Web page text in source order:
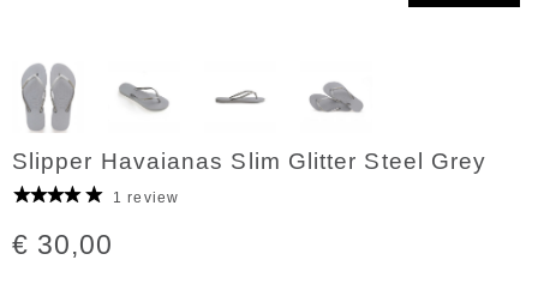
Slipper Havaianas Slim Glitter Steel Grey
1 review
€ 30,00